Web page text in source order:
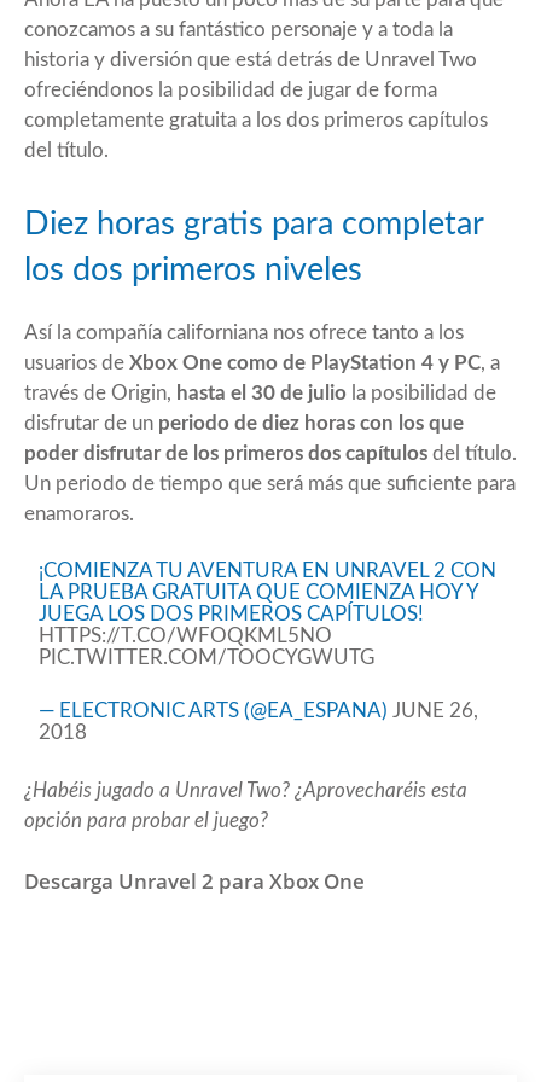
conozcamos a su fantástico personaje y a toda la
historia y diversión que está detrás de Unravel Two
ofreciéndonos la posibilidad de jugar de forma
completamente gratuita a los dos primeros capítulos
del título.
Diez horas gratis para completar
los dos primeros niveles
Así la compañía californiana nos ofrece tanto a los
usuarios de Xbox One como de PlayStation 4 y PC, a
través de Origin, hasta el 30 de julio la posibilidad de
disfrutar de un periodo de diez horas con los que
poder disfrutar de los primeros dos capítulos del título.
Un periodo de tiempo que será más que suficiente para
enamoraros.
¡COMIENZA TU AVENTURA EN UNRAVEL 2 CON
LA PRUEBA GRATUITA QUE COMIENZA HOY Y
JUEGA LOS DOS PRIMEROS CAPÍTULOS!
HTTPS://T.CO/WFOQKML5NO
PIC.TWITTER.COM/TOOCYGWUTG
— ELECTRONIC ARTS (@EA_ESPANA) JUNE 26,
2018
¿Habéis jugado a Unravel Two? ¿Aprovecharéis esta
opción para probar el juego?
Descarga Unravel 2 para Xbox One